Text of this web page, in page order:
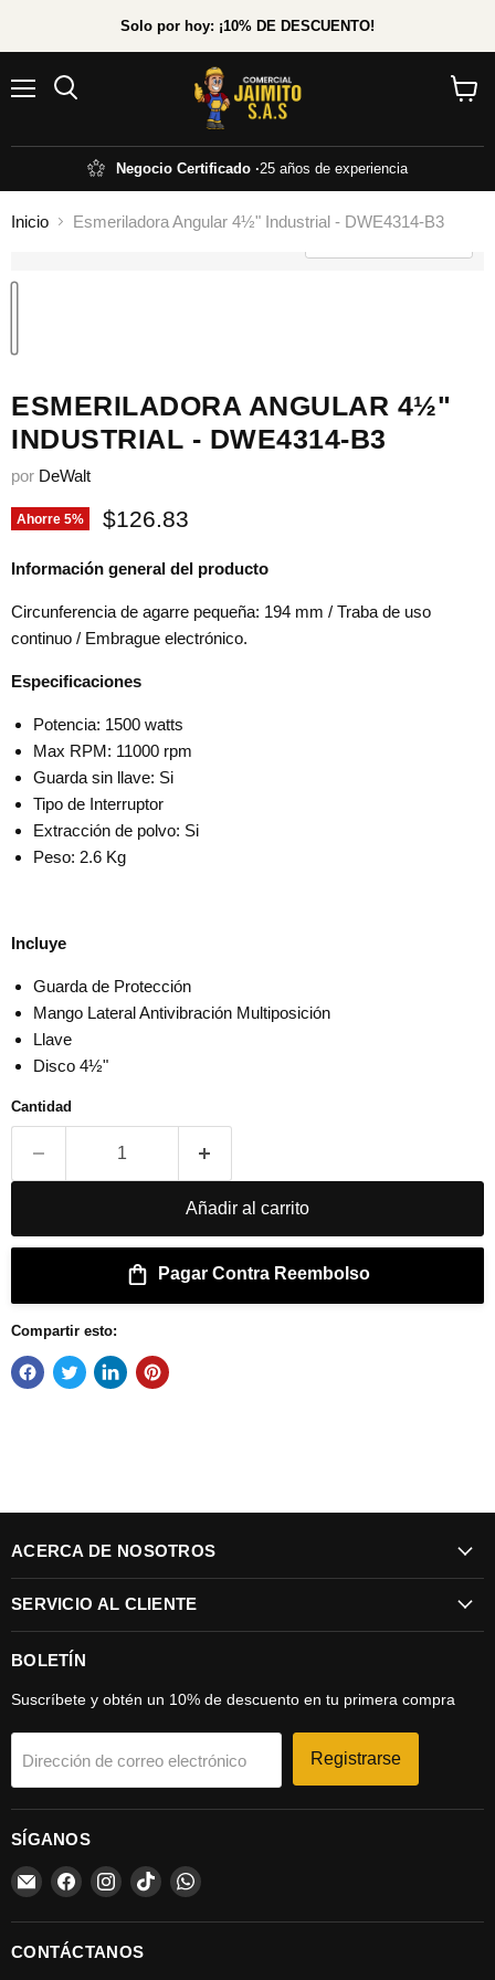
Solo por hoy: ¡10% DE DESCUENTO!
Negocio Certificado ·25 años de experiencia
Inicio Esmeriladora Angular 4½" Industrial - DWE4314-B3
" class="product-gallery--loaded-image">
ESMERILADORA ANGULAR 4½"
INDUSTRIAL - DWE4314-B3
por DeWalt
Ahorre 5% Precio actual
$126.83
Información general del producto
Circunferencia de agarre pequeña: 194 mm / Traba de uso
continuo / Embrague electrónico.
Especificaciones
Potencia: 1500 watts
Max RPM: 11000 rpm
Guarda sin llave: Si
Tipo de Interruptor
Extracción de polvo: Si
Peso: 2.6 Kg
Incluye
Guarda de Protección
Mango Lateral Antivibración Multiposición
Llave
Disco 4½"
Cantidad
Añadir al carrito
Pagar Contra Reembolso
Compartir esto:
ACERCA DE NOSOTROS
SERVICIO AL CLIENTE
BOLETÍN
Suscríbete y obtén un 10% de descuento en tu primera compra
Dirección de correo electrónico Registrarse
SÍGANOS
Encuéntrenos
Correo
electrónico
Encuéntrenos
Facebook
Encuéntrenos
Instagram
Encuéntrenos
TikTok
Encuéntrenos
WhatsApp
CONTÁCTANOS